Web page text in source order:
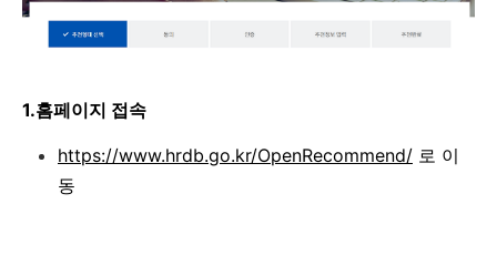
1.홈페이지 접속
https://www.hrdb.go.kr/OpenRecommend/ 로 이
동